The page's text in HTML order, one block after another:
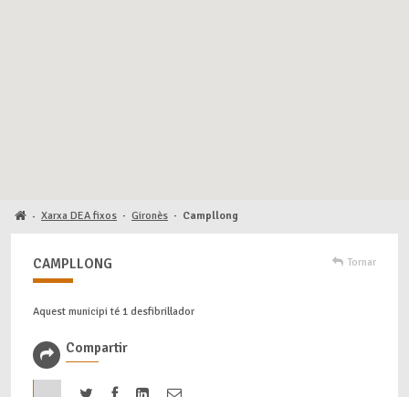
· Xarxa DEA fixos · Gironès · Campllong
Tornar
CAMPLLONG
Aquest municipi té 1 desfibril·lador
Compartir